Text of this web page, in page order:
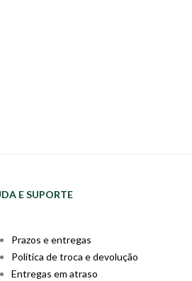
E SUPORTE
Prazos e entregas
Política de troca e devolução
Entregas em atraso